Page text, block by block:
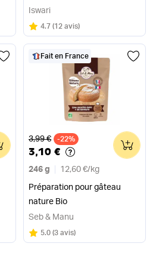
Iswari
Note
4.7 sur 5
(12 avis)
Fait en France
Ancien prix
3,99 € -22%
3,10 €
246 g 12,60 €/ kg
Préparation pour gâteau
nature Bio
0
Seb & Manu
Note
5.0 sur 5
(3 avis)